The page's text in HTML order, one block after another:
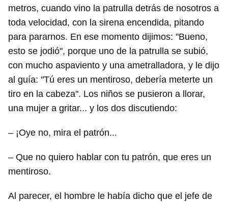
metros, cuando vino la patrulla detrás de nosotros a
toda velocidad, con la sirena encendida, pitando
para pararnos. En ese momento dijimos: "Bueno,
esto se jodió", porque uno de la patrulla se subió,
con mucho aspaviento y una ametralladora, y le dijo
al guía: "Tú eres un mentiroso, debería meterte un
tiro en la cabeza". Los niños se pusieron a llorar,
una mujer a gritar... y los dos discutiendo:
– ¡Oye no, mira el patrón...
– Que no quiero hablar con tu patrón, que eres un
mentiroso.
Al parecer, el hombre le había dicho que el jefe de